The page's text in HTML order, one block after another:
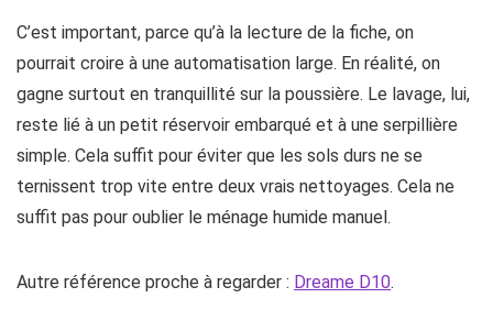
C’est important, parce qu’à la lecture de la fiche, on
pourrait croire à une automatisation large. En réalité, on
gagne surtout en tranquillité sur la poussière. Le lavage, lui,
reste lié à un petit réservoir embarqué et à une serpillière
simple. Cela suffit pour éviter que les sols durs ne se
ternissent trop vite entre deux vrais nettoyages. Cela ne
suffit pas pour oublier le ménage humide manuel.
Autre référence proche à regarder : Dreame D10.